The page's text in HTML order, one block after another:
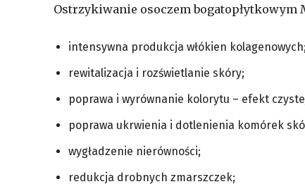
Ostrzykiwanie osoczem
intensywna produkcja włókien kolagenowych;
rewitalizacja i rozświetlanie skóry;
poprawa i wyrównanie kolorytu – efekt
poprawa ukrwienia i dotlenienia komórek
wygładzenie nierówności;
redukcja drobnych zmarszczek;